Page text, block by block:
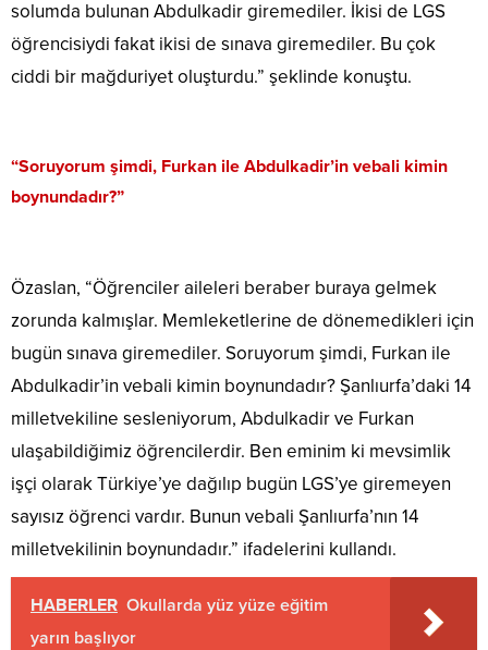
solumda bulunan Abdulkadir giremediler. İkisi de LGS
öğrencisiydi fakat ikisi de sınava giremediler. Bu çok
ciddi bir mağduriyet oluşturdu.” şeklinde konuştu.
“Soruyorum şimdi, Furkan ile Abdulkadir’in vebali kimin
boynundadır?”
Özaslan, “Öğrenciler aileleri beraber buraya gelmek
zorunda kalmışlar. Memleketlerine de dönemedikleri için
bugün sınava giremediler. Soruyorum şimdi, Furkan ile
Abdulkadir’in vebali kimin boynundadır? Şanlıurfa’daki 14
milletvekiline sesleniyorum, Abdulkadir ve Furkan
ulaşabildiğimiz öğrencilerdir. Ben eminim ki mevsimlik
işçi olarak Türkiye’ye dağılıp bugün LGS’ye giremeyen
sayısız öğrenci vardır. Bunun vebali Şanlıurfa’nın 14
milletvekilinin boynundadır.” ifadelerini kullandı.
HABERLER Okullarda yüz yüze eğitim
yarın başlıyor